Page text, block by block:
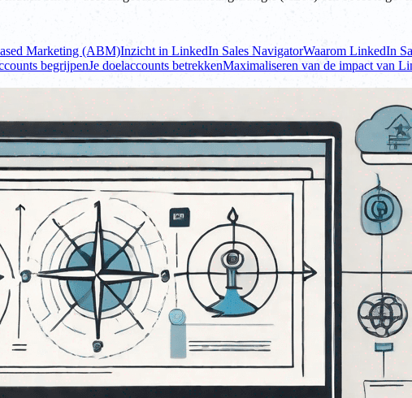
Marketing (ABM)Inzicht in LinkedIn Sales NavigatorWaarom LinkedIn
begrijpenJe doelaccounts betrekkenMaximaliseren van de impact van